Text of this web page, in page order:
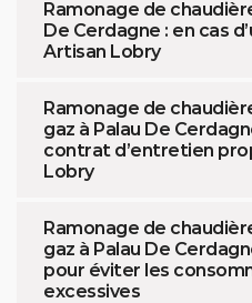
Ramonage de
De Cerdagne : en cas
Artisan Lobry
Ramonage de
gaz à Palau De
contrat d’entretien
Lobry
Ramonage de
gaz à Palau De
pour éviter les
excessives